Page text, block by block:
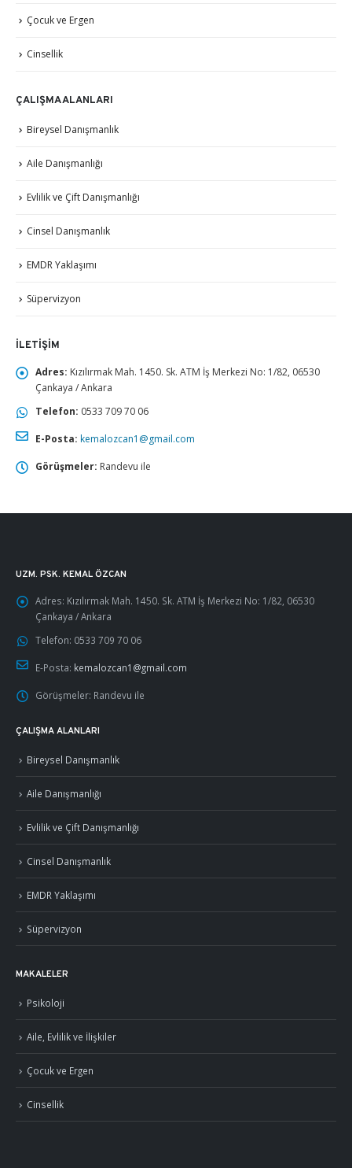
Çocuk ve Ergen
Cinsellik
ÇALIŞMA ALANLARI
Bireysel Danışmanlık
Aile Danışmanlığı
Evlilik ve Çift Danışmanlığı
Cinsel Danışmanlık
EMDR Yaklaşımı
Süpervizyon
İLETIŞIM
Adres: Kızılırmak Mah. 1450. Sk. ATM İş Merkezi No: 1/82, 06530
Çankaya / Ankara
Telefon: 0533 709 70 06
E-Posta: kemalozcan1@gmail.com
Görüşmeler: Randevu ile
UZM. PSK. KEMAL ÖZCAN
Adres: Kızılırmak Mah. 1450. Sk. ATM İş Merkezi No: 1/82, 06530
Çankaya / Ankara
Telefon: 0533 709 70 06
E-Posta: kemalozcan1@gmail.com
Görüşmeler: Randevu ile
ÇALIŞMA ALANLARI
Bireysel Danışmanlık
Aile Danışmanlığı
Evlilik ve Çift Danışmanlığı
Cinsel Danışmanlık
EMDR Yaklaşımı
Süpervizyon
MAKALELER
Psikoloji
Aile, Evlilik ve İlişkiler
Çocuk ve Ergen
Cinsellik